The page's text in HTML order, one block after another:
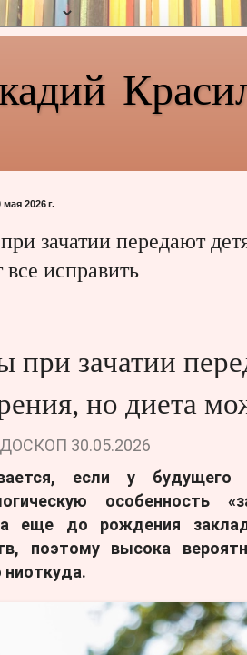
2026 г.
зачатии передают
исправить
при зачатии
но диета
30.05.2026
если у
особенность
еще до рождения
поэтому высока
ниоткуда.